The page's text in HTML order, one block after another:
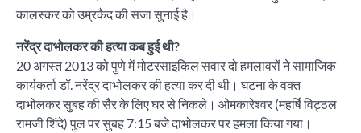
कालस्कर को उम्रकैद की सजा सुनाई है।
नरेंद्र दाभोलकर की हत्या कब हुई थी?
20 अगस्त 2013 को पुणे में मोटरसाइकिल सवार दो हमलावरों ने सामाजिक
कार्यकर्ता डॉ. नरेंद्र दाभोलकर की हत्या कर दी थी। घटना के वक्त
दाभोलकर सुबह की सैर के लिए घर से निकले। ओमकारेश्वर (महर्षि विट्ठल
रामजी शिंदे) पुल पर सुबह 7:15 बजे दाभोलकर पर हमला किया गया।